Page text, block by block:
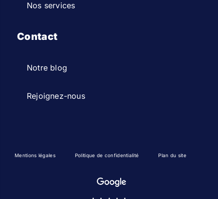
Nos services
Contact
Notre blog
Rejoignez-nous
Mentions légales Politique de confidentialité Plan du site